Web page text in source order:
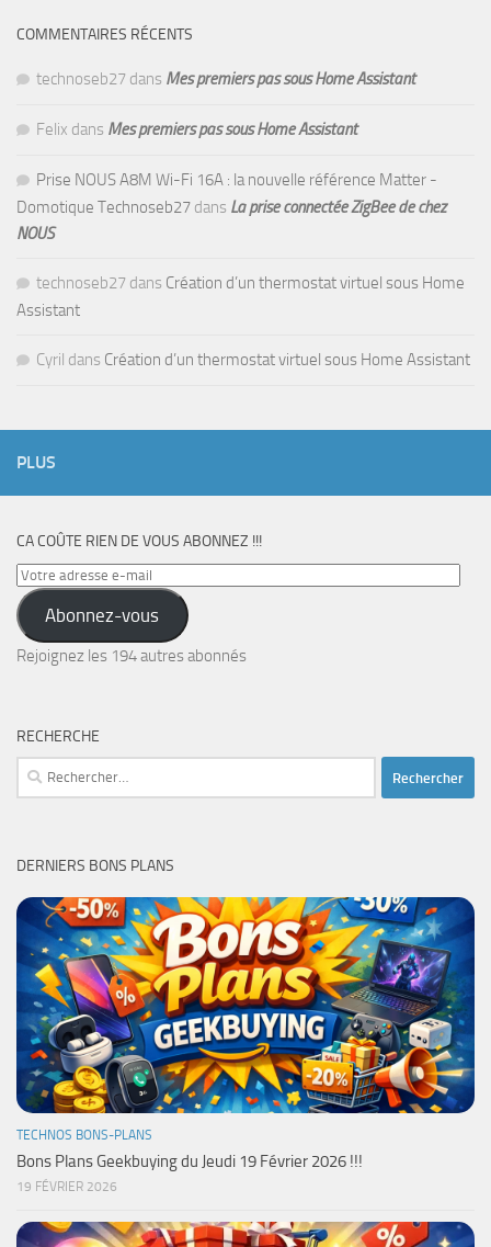
COMMENTAIRES RÉCENTS
technoseb27 dans Mes premiers pas sous Home Assistant
Felix dans Mes premiers pas sous Home Assistant
Prise NOUS A8M Wi-Fi 16A : la nouvelle référence Matter -
Domotique Technoseb27 dans La prise connectée ZigBee de chez
NOUS
technoseb27 dans Création d’un thermostat virtuel sous Home
Assistant
Cyril dans Création d’un thermostat virtuel sous Home Assistant
PLUS
CA COÛTE RIEN DE VOUS ABONNEZ !!!
Votre
adresse
e-
mail
Abonnez-vous
Rejoignez les 194 autres abonnés
RECHERCHE
Rechercher :
DERNIERS BONS PLANS
TECHNOS BONS-PLANS
Bons Plans Geekbuying du Jeudi 19 Février 2026 !!!
19 FÉVRIER 2026